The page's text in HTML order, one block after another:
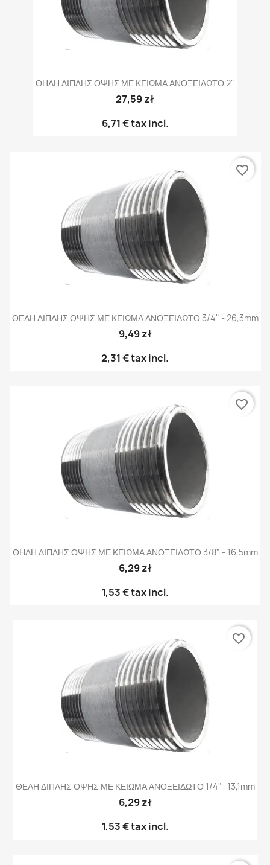
ΘΗΛΗ ΔΙΠΛΗΣ ΟΨΗΣ ΜΕ ΚΕΙΩΜΑ ΑΝΟΞΕΙΔΩΤΟ 2"
27,59 zł
6,71 €tax incl.
ΘΕΛΗ ΔΙΠΛΗΣ ΟΨΗΣ ΜΕ ΚΕΙΩΜΑ ΑΝΟΞΕΙΔΩΤΟ 3/4" - 26,3mm
9,49 zł
2,31 €tax incl.
favorite_border
ΘΗΛΗ ΔΙΠΛΗΣ ΟΨΗΣ ΜΕ ΚΕΙΩΜΑ ΑΝΟΞΕΙΔΩΤΟ 3/8" - 16,5mm
6,29 zł
1,53 €tax incl.
favorite_border
ΘΕΛΗ ΔΙΠΛΗΣ ΟΨΗΣ ΜΕ ΚΕΙΩΜΑ ΑΝΟΞΕΙΔΩΤΟ 1/4" -13,1mm
6,29 zł
1,53 €tax incl.
favorite_border